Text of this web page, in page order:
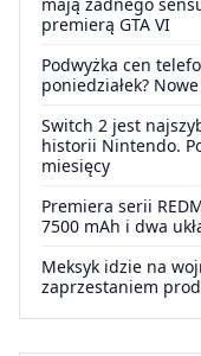
premierą GTA VI
Podwyżka cen
poniedziałek?
Switch 2 jest
historii Nintendo.
miesięcy
Premiera serii
7500 mAh i dwa
Meksyk idzie na
zaprzestaniem